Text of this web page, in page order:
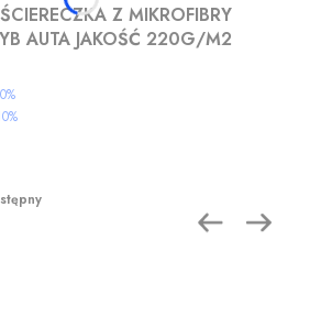
Z MIKROFIBRY
AUTA JAKOŚĆ 220G/M2